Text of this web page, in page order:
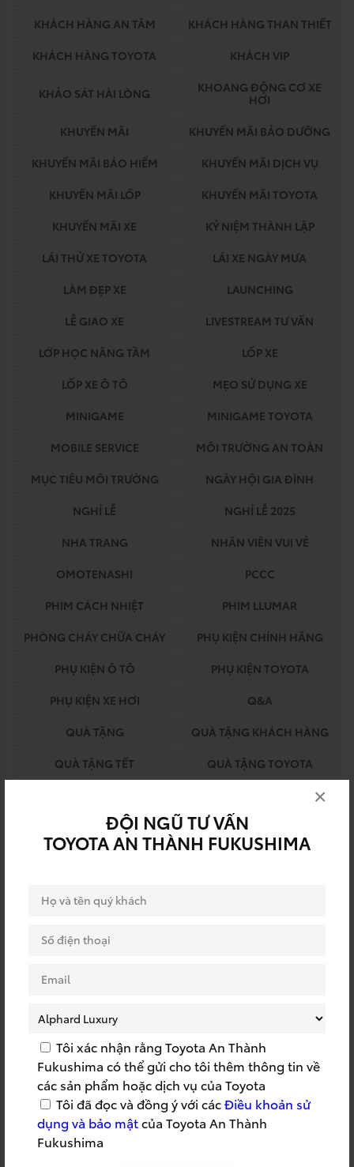
ĐỘI NGŨ TƯ VẤN
TOYOTA AN THÀNH FUKUSHIMA
Tôi xác nhận rằng Toyota An Thành
Fukushima có thể gửi cho tôi thêm thông tin về
các sản phẩm hoặc dịch vụ của Toyota
Tôi đã đọc và đồng ý với cácĐiều khoản sử
dụng và bảo mậtcủa Toyota An Thành
Fukushima
×
KHÁCH HÀNG AN TÂM
KHÁCH HÀNG THAN THIẾT
KHÁCH HÀNG TOYOTA
KHÁCH VIP
KHẢO SÁT HÀI LÒNG
KHOANG ĐỘNG CƠ XE
HƠI
KHUYẾN MÃI
KHUYẾN MÃI BẢO DƯỠNG
KHUYẾN MÃI BẢO HIỂM
KHUYẾN MÃI DỊCH VỤ
KHUYẾN MÃI LỐP
KHUYẾN MÃI TOYOTA
KHUYẾN MÃI XE
KỶ NIỆM THÀNH LẬP
LÁI THỬ XE TOYOTA
LÁI XE NGÀY MƯA
LÀM ĐẸP XE
LAUNCHING
LỄ GIAO XE
LIVESTREAM TƯ VẤN
LỚP HỌC NÂNG TẦM
LỐP XE
LỐP XE Ô TÔ
MẸO SỬ DỤNG XE
MINIGAME
MINIGAME TOYOTA
MOBILE SERVICE
MÔI TRƯỜNG AN TOÀN
MỤC TIÊU MÔI TRƯỜNG
NGÀY HỘI GIA ĐÌNH
NGHỈ LỄ
NGHỈ LỄ 2025
NHA TRANG
NHÂN VIÊN VUI VẺ
OMOTENASHI
PCCC
PHIM CÁCH NHIỆT
PHIM LLUMAR
PHÒNG CHÁY CHỮA CHÁY
PHỤ KIỆN CHÍNH HÃNG
PHỤ KIỆN Ô TÔ
PHỤ KIỆN TOYOTA
PHỤ KIỆN XE HƠI
Q&A
QUÀ TẶNG
QUÀ TẶNG KHÁCH HÀNG
QUÀ TẶNG TẾT
QUÀ TẶNG TOYOTA
QUY TRÌNH TOYOTA
RÚT THĂM TRÚNG
THƯỞNG
SỰ KIỆN BẢO HIỂM
SỰ KIỆN TOYOTA
SUMMER 2023
SUMMER TRIP
TAF
TÁI TỤC BẢO HIỂM
TẬP HUẤN CỨU HỘ
TAY NGHỀ TOYOTA
TEAMBUILDING